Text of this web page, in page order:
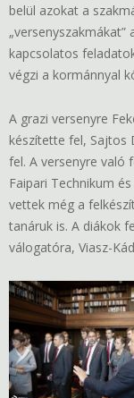
belül azokat a
„versenyszakmákat”
kapcsolatos
végzi a kormánnyal
A grazi versenyre
készítette fel, Sajtos
fel. A versenyre való
Faipari Technikum
vettek még a
tanáruk is. A diákok
válogatóra, Viasz-